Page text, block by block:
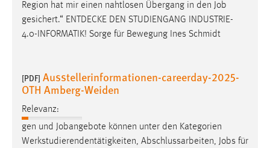
Region hat mir einen nahtlosen Übergang in den Job
gesichert.“ ENTDECKE DEN STUDIENGANG INDUSTRIE-
4.0-INFORMATIK! Sorge für Bewegung Ines Schmidt
[PDF] Ausstellerinformationen-careerday-2025-
OTH Amberg-Weiden
Relevanz:
gen und Jobangebote können unter den Kategorien
Werkstudierendentätigkeiten, Abschlussarbeiten, Jobs für